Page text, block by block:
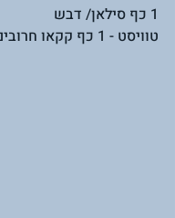
1 כף סילאן/ דבש
טוויסט - 1 כף קקאו חרובים